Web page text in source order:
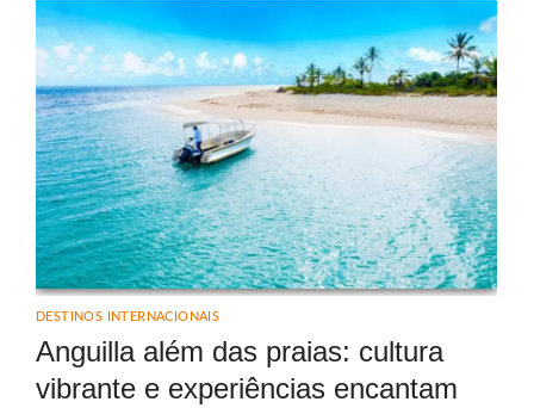
DESTINOS INTERNACIONAIS
Anguilla além das praias: cultura
vibrante e experiências encantam